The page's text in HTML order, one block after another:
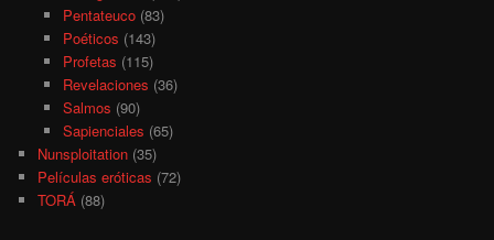
Pentateuco(83)
Poéticos (143)
Profetas (115)
Revelaciones (36)
Salmos (90)
Sapienciales (65)
Nunsploitation (35)
Películas eróticas (72)
TORÁ (88)